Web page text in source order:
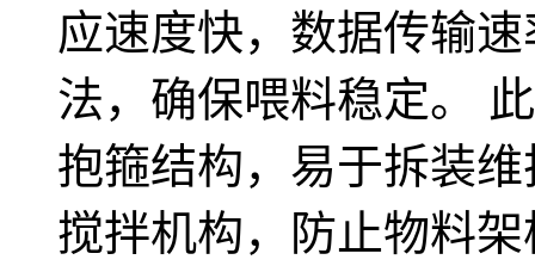
应速度快，数据传输
法，确保喂料稳定。
抱箍结构，易于拆装
搅拌机构，防止物料